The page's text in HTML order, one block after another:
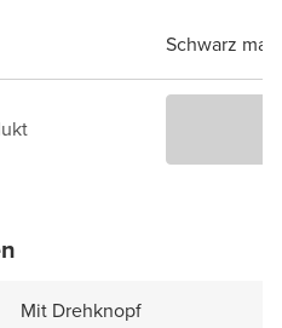
Schwarz matt
Mit Drehknopf